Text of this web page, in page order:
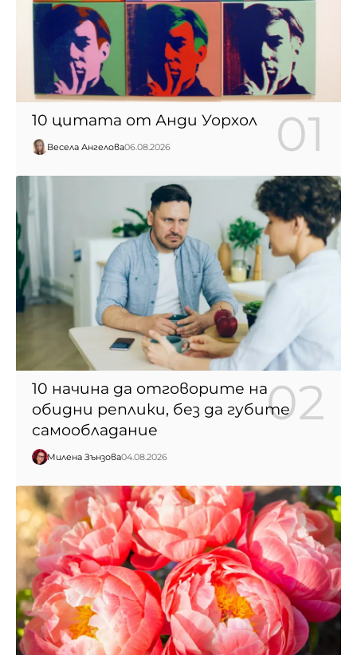
10 цитата от Анди Уорхол
Весела Ангелова06.08.2026
10 начина да отговорите на
обидни реплики, без да губите
самообладание
Милена Зънзова04.08.2026